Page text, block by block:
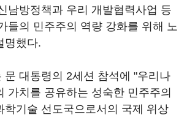
남방정책과 우리 개발협력사업 등
들의 민주주의 역량 강화를 위해 노
명했다.
문 대통령의 2세션 참석에 "우리나
가치를 공유하는 성숙한 민주주의
학기술 선도국으로서의 국제 위상